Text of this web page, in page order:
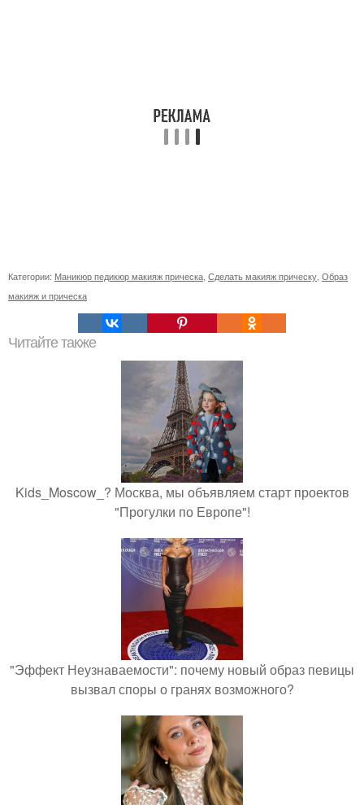
Категории: Маникюр педикюр макияж прическа Сделать макияж прическу Образ
макияж и прическа
Читайте также
Kids_Moscow_? Москва, мы объявляем старт проектов
"Прогулки по Европе"!
"Эффект Неузнаваемости": почему новый образ певицы
вызвал споры о гранях возможного?